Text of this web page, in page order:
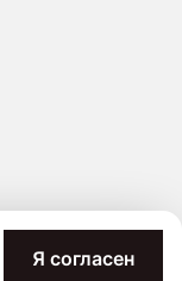
Я согласен